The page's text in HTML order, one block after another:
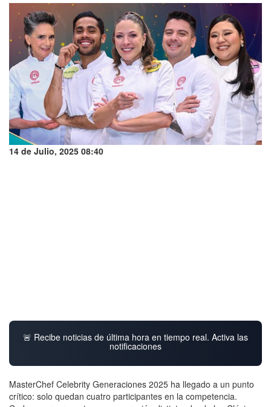
14 de Julio, 2025 08:40
🚨 Recibe noticias de última hora en tiempo real. Activa las
notificaciones
MasterChef Celebrity Generaciones 2025 ha llegado a un punto
crítico: solo quedan cuatro participantes en la competencia.